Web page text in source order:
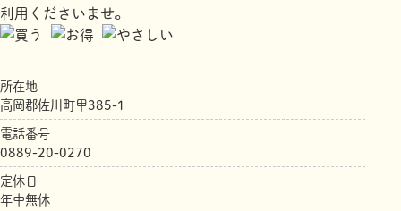
利用くださいませ。
所在地
高岡郡佐川町甲385-1
電話番号
0889-20-0270
定休日
年中無休